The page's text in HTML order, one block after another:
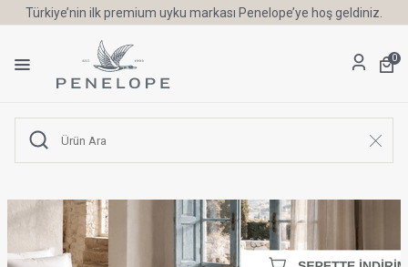
Türkiye’nin ilk premium uyku markası Penelope’ye hoş geldiniz.
0